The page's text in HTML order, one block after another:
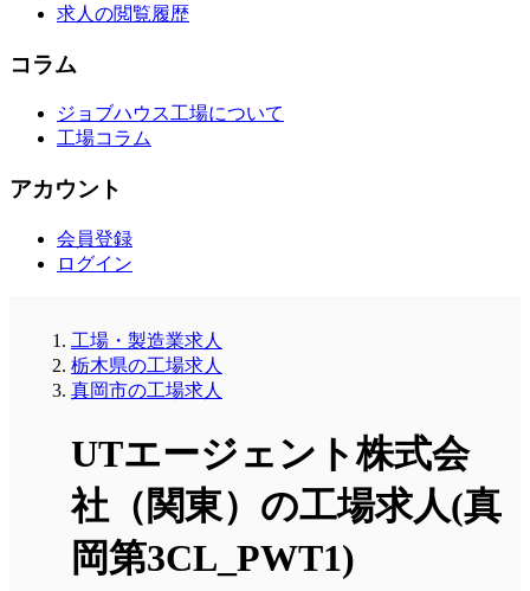
求人の閲覧履歴
コラム
ジョブハウス工場について
工場コラム
アカウント
会員登録
ログイン
工場・製造業求人
栃木県の工場求人
真岡市の工場求人
UTエージェント株式会
社（関東）の工場求人(真
岡第3CL_PWT1)